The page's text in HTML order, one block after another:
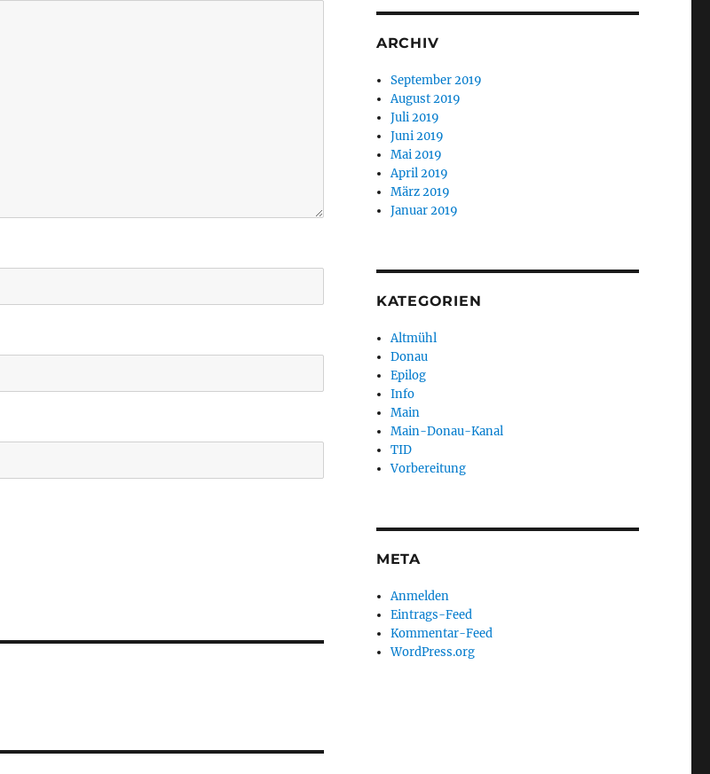
ARCHIV
September 2019
August 2019
Juli 2019
Juni 2019
Mai 2019
April 2019
März 2019
Januar 2019
KATEGORIEN
Altmühl
Donau
Epilog
Info
Main
Main-Donau-Kanal
TID
Vorbereitung
META
Anmelden
Eintrags-Feed
Kommentar-Feed
WordPress.org